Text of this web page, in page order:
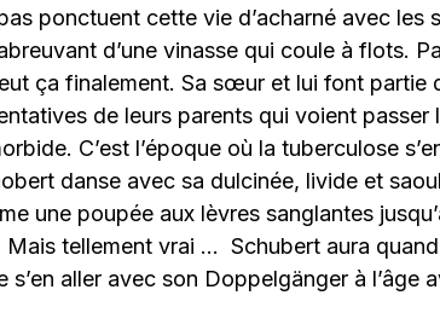
ponctuent cette vie d’acharné avec les
d’une vinasse qui coule à flots.
ça finalement. Sa sœur et lui font partie
de leurs parents qui voient
C’est l’époque où la tuberculose
danse avec sa dulcinée, livide et
une poupée aux lèvres sanglantes
tellement vrai … Schubert aura quand
s’en aller avec son Doppelgänger à l’âge